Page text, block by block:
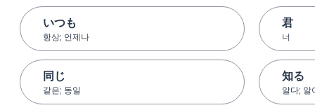
いつも
항상; 언제나
同じ
같은; 동일
君
너
知る
알다; 알